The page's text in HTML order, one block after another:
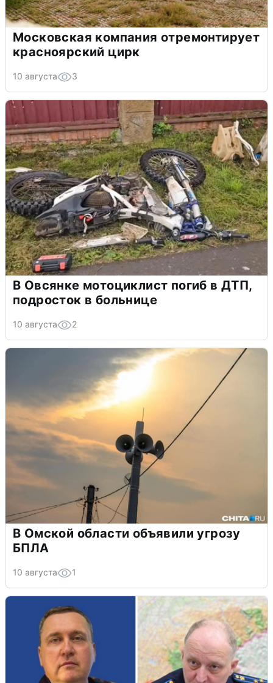
Московская компания отремонтирует
красноярский цирк
10 августа 3
В Овсянке мотоциклист погиб в ДТП,
подросток в больнице
10 августа 2
В Омской области объявили угрозу
БПЛА
10 августа 1